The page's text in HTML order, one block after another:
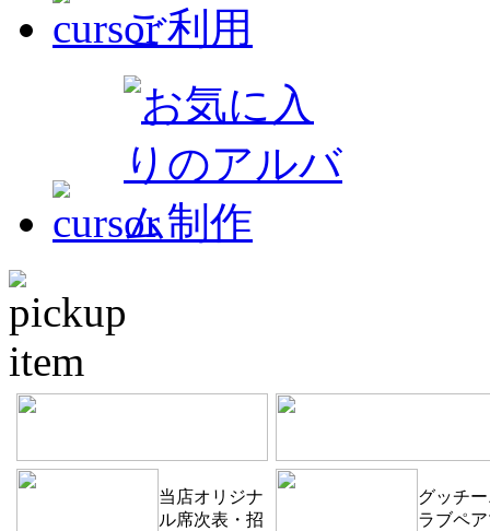
当店オリジナ
ル席次表・招
グッチ
ラブペ